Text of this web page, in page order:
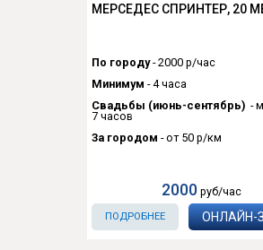
МЕРСЕДЕС СПРИНТЕР, 20
По городу- 2000 р/час
Минимум - 4 часа
Свадьбы (июнь-сентябрь) -
7 часов
За городом - от 50 р/км
2000 руб/час
ПОДРОБНЕЕ ОНЛАЙН-